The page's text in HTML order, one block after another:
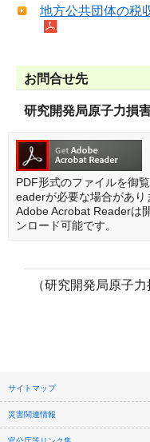
地方公共団体の税
お問合せ先
研究開発局原子力損
PDF形式のファイルを御
eaderが必要な場合があり
Adobe Acrobat Readerは
ンロード可能です。
（研究開発局原子
サイトマップ
災害関連情報